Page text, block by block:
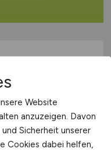
(m/w/d)
Website
anzuzeigen. Davon
Sicherheit unserer
Cookies dabei helfen,